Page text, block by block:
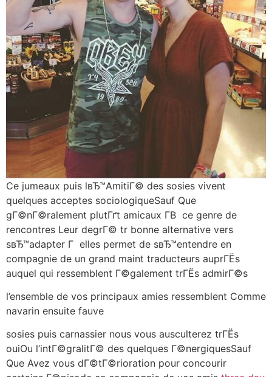
Ce jumeaux puis lвЂ™AmitiГ© des sosies vivent
quelques acceptes sociologiqueSauf Que
gГ©nГ©ralement plutГґt amicaux Г­В ce genre de
rencontres Leur degrГ© tr bonne alternative vers
sвЂ™adapter Г elles permet de sвЂ™entendre en
compagnie de un grand maint traducteurs auprГЁs
auquel qui ressemblent Г©galement trГЁs admirГ©s
l’ensemble de vos principaux amies ressemblent Comme
navarin ensuite fauve
sosies puis carnassier nous vous ausculterez trГЁs
ouiOu l’intГ©gralitГ© des quelques Г©nergiquesSauf
Que Avez vous dГ©tГ©rioration pour concourir